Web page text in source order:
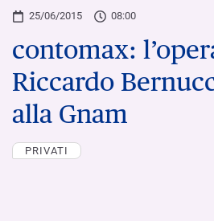
25/06/2015 08:00
contomax:
Riccardo
alla Gnam
PRIVATI